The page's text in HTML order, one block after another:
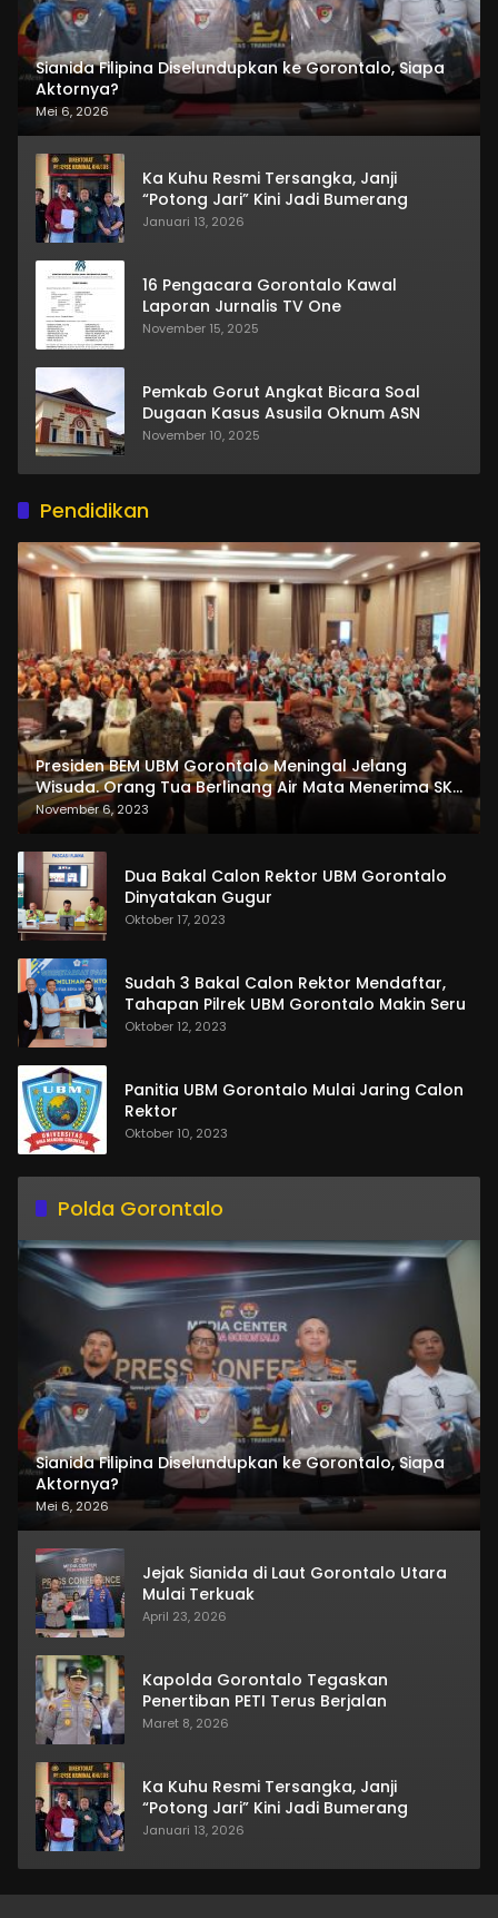
Sianida Filipina Diselundupkan ke Gorontalo, Siapa
Aktornya?
Mei 6, 2026
Ka Kuhu Resmi Tersangka, Janji
“Potong Jari” Kini Jadi Bumerang
Januari 13, 2026
16 Pengacara Gorontalo Kawal
Laporan Jurnalis TV One
November 15, 2025
Pemkab Gorut Angkat Bicara Soal
Dugaan Kasus Asusila Oknum ASN
November 10, 2025
Pendidikan
Presiden BEM UBM Gorontalo Meningal Jelang
Wisuda. Orang Tua Berlinang Air Mata Menerima SKL
dan Pemasangan Salempang
November 6, 2023
Dua Bakal Calon Rektor UBM Gorontalo
Dinyatakan Gugur
Oktober 17, 2023
Sudah 3 Bakal Calon Rektor Mendaftar,
Tahapan Pilrek UBM Gorontalo Makin Seru
Oktober 12, 2023
Panitia UBM Gorontalo Mulai Jaring Calon
Rektor
Oktober 10, 2023
Polda Gorontalo
Sianida Filipina Diselundupkan ke Gorontalo, Siapa
Aktornya?
Mei 6, 2026
Jejak Sianida di Laut Gorontalo Utara
Mulai Terkuak
April 23, 2026
Kapolda Gorontalo Tegaskan
Penertiban PETI Terus Berjalan
Maret 8, 2026
Ka Kuhu Resmi Tersangka, Janji
“Potong Jari” Kini Jadi Bumerang
Januari 13, 2026